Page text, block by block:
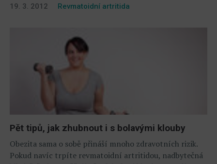
19. 3. 2012 Revmatoidní artritida
Pět tipů, jak zhubnout i s bolavými klouby
Obezita sama o sobě přináší mnoho zdravotních rizik.
Pokud navíc trpíte revmatoidní artritidou, nadbytečná